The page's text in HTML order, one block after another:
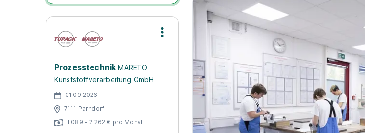
Prozesstechnik MARETO
Kunststoffverarbeitung GmbH
01.09.2026
7111 Parndorf
1.089 - 2.262 € pro Monat